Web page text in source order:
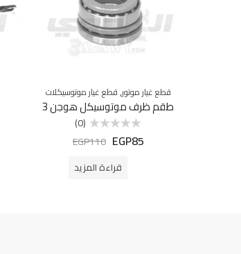
قطع غيار موتور,قطع غيار موتوسيكلات
طقم ظرف موتوسيكل هوجن 3
التقييم
(0)
EGP85
EGP110
قراءة المزيد